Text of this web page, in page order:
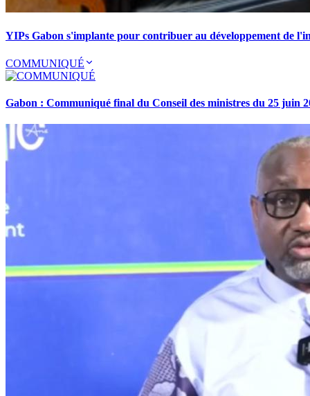
YIPs Gabon s'implante pour contribuer au développement de
COMMUNIQUÉ
Gabon : Communiqué final du Conseil des ministres du 25 juin